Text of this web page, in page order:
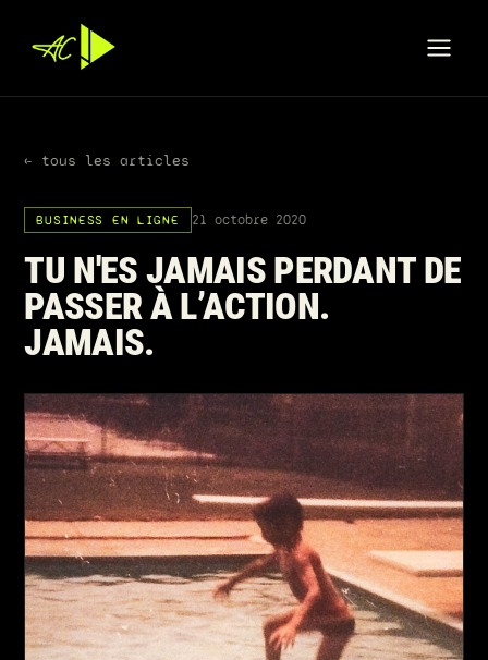
← tous les articles
BUSINESS EN LIGNE 21 octobre 2020
TU N'ES JAMAIS PERDANT DE
PASSER À L’ACTION.
JAMAIS.